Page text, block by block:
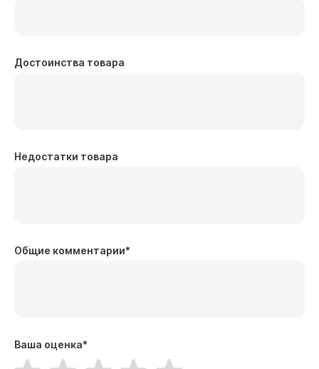
Достоинства товара
Недостатки товара
Общие комментарии*
Ваша оценка*